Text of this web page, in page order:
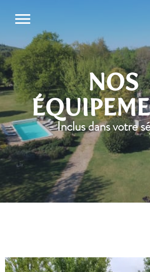
NOS
- Inclus dans votre